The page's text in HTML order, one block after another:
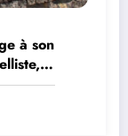
à son